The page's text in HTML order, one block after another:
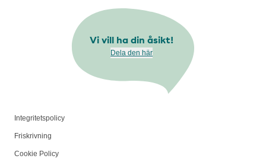
Vi vill ha din åsikt!
Dela den här
Integritetspolicy
Friskrivning
Cookie Policy